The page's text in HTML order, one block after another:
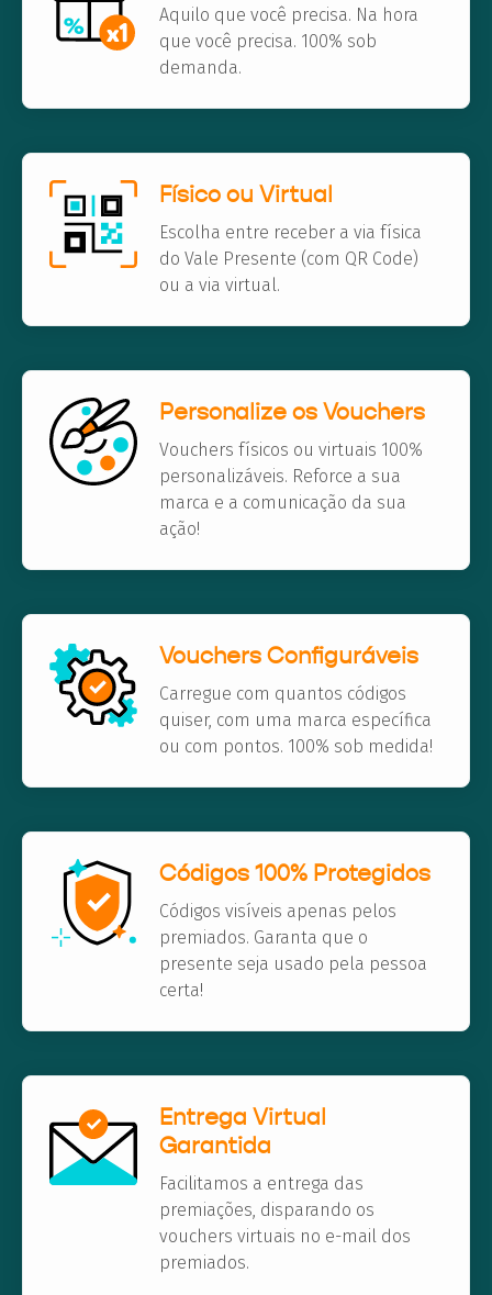
Aquilo que você precisa. Na hora
que você precisa. 100% sob
demanda.
Físico ou Virtual
Escolha entre receber a via física
do Vale Presente (com QR Code)
ou a via virtual.
Personalize os Vouchers
Vouchers físicos ou virtuais 100%
personalizáveis. Reforce a sua
marca e a comunicação da sua
ação!
Vouchers Configuráveis
Carregue com quantos códigos
quiser, com uma marca específica
ou com pontos. 100% sob medida!
Códigos 100% Protegidos
Códigos visíveis apenas pelos
premiados. Garanta que o
presente seja usado pela pessoa
certa!
Entrega Virtual
Garantida
Facilitamos a entrega das
premiações, disparando os
vouchers virtuais no e-mail dos
premiados.